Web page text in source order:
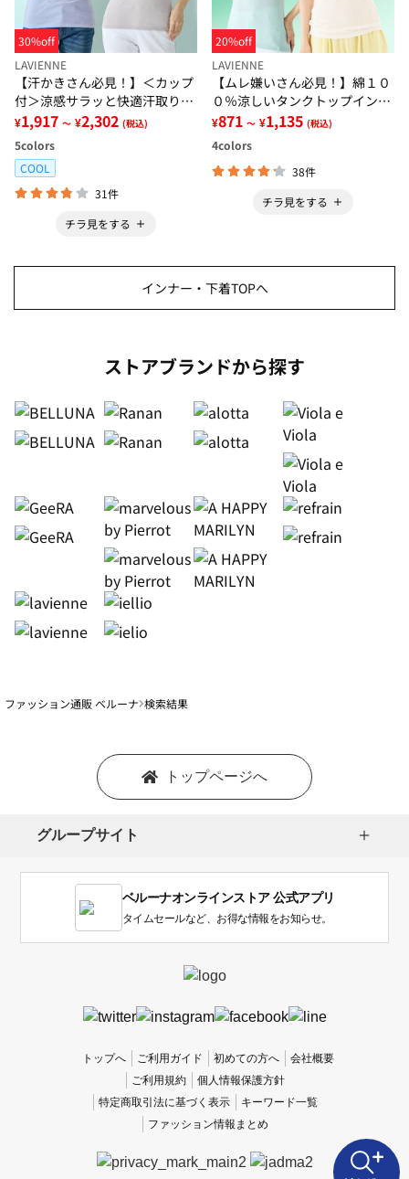
30%off
LAVIENNE
【汗かきさん必見！】＜カップ
付＞涼感サラッと快適汗取りタ
ンクトップインナー＜さらりラ
ボ＞
¥1,917 ～ ¥2,302 (税込)
5colors
COOL
31件
チラ見をする
20%off
LAVIENNE
【ムレ嫌いさん必見！】綿１０
０％涼しいタンクトップインナ
ー＜さらりラボ＞
¥871 ～ ¥1,135 (税込)
4colors
38件
チラ見をする
インナー・下着TOPへ
ストアブランドから探す
ファッション通販 ベルーナ 検索結果
トップページへ
グループサイト
ベルーナオンラインストア 公式アプリ
タイムセールなど、お得な情報をお知らせ。
トップへ ご利用ガイド 初めての方へ
会社概要
ご利用規約
個人情報保護方針
特定商取引法に基づく表示
キーワード一覧
ファッション情報まとめ